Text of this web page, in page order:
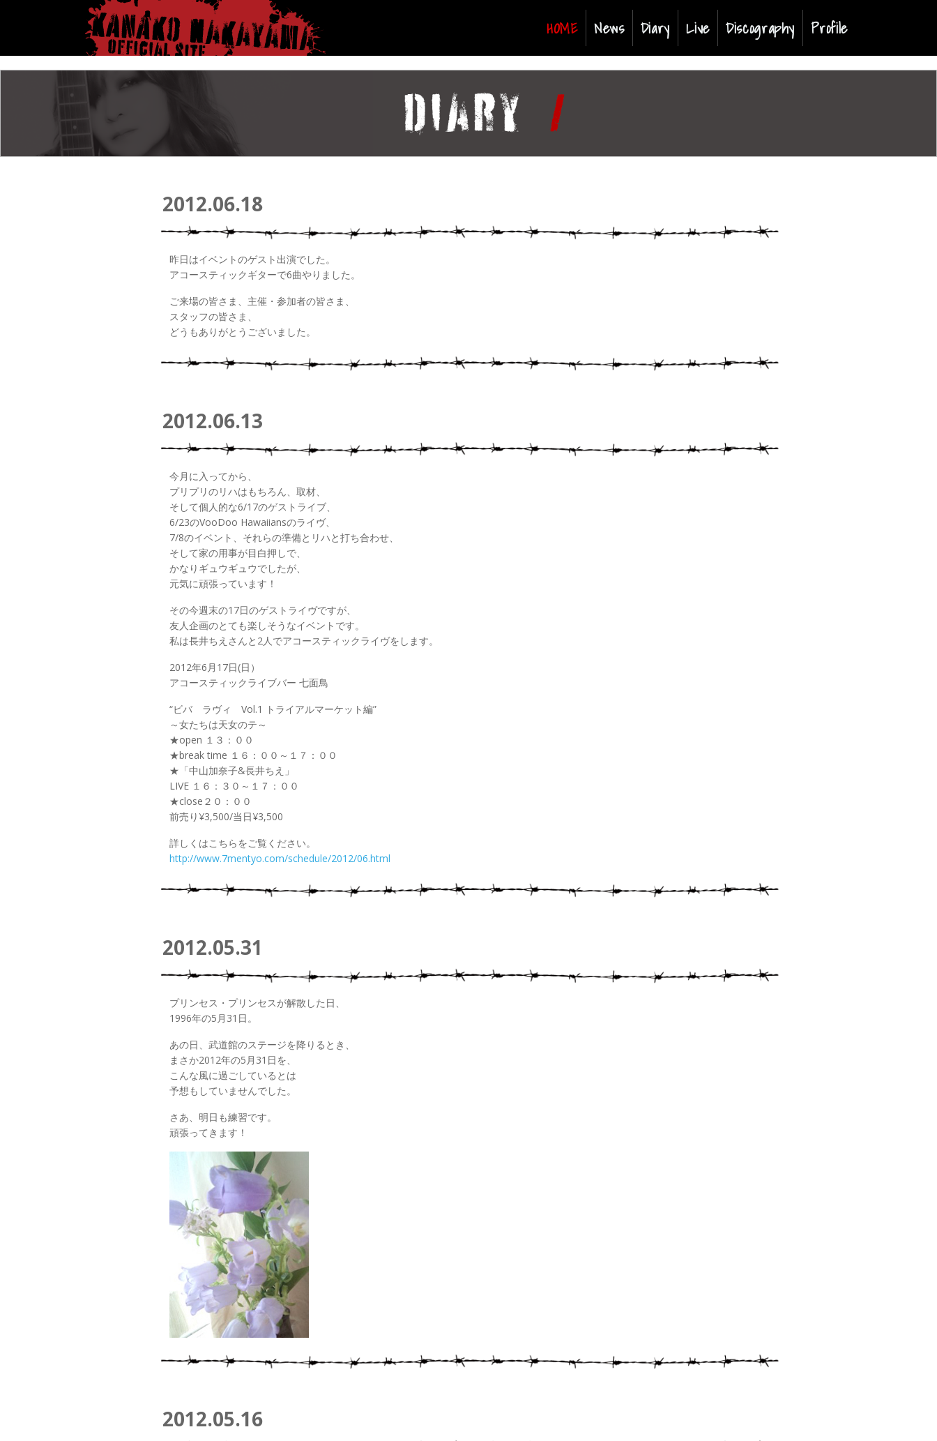
HOME(current)
News Diary Live Discography Profile
2012.06.18
昨日はイベントのゲスト出演でした。
アコースティックギターで6曲やりました。
ご来場の皆さま、主催・参加者の皆さま、
スタッフの皆さま、
どうもありがとうございました。
2012.06.13
今月に入ってから、
プリプリのリハはもちろん、取材、
そして個人的な6/17のゲストライブ、
6/23のVooDoo Hawaiiansのライヴ、
7/8のイベント、それらの準備とリハと打ち合わせ、
そして家の用事が目白押しで、
かなりギュウギュウでしたが、
元気に頑張っています！
その今週末の17日のゲストライヴですが、
友人企画のとても楽しそうなイベントです。
私は長井ちえさんと2人でアコースティックライヴをします。
2012年6月17日(日）
アコースティックライブバー 七面鳥
“ビバ ラヴィ Vol.1 トライアルマーケット編”
～女たちは天女のテ～
★open １３：００
★break time １６：００～１７：００
★「中山加奈子&長井ちえ」
LIVE １６：３０～１７：００
★close２０：００
前売り¥3,500/当日¥3,500
詳しくはこちらをご覧ください。
http://www.7mentyo.com/schedule/2012/06.html
2012.05.31
プリンセス・プリンセスが解散した日、
1996年の5月31日。
あの日、武道館のステージを降りるとき、
まさか2012年の5月31日を、
こんな風に過ごしているとは
予想もしていませんでした。
さあ、明日も練習です。
頑張ってきます！
2012.05.16